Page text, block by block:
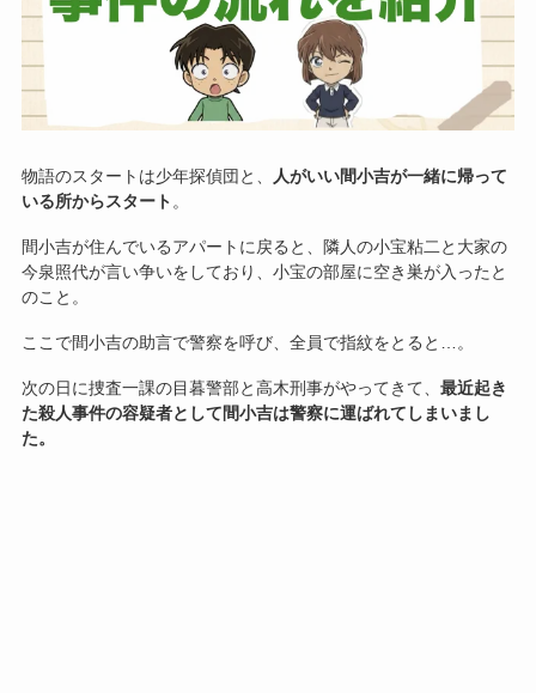
物語のスタートは少年探偵団と、
人がいい間小吉が一緒に帰って
いる所からスタート。
間小吉が住んでいるアパートに戻ると、隣人の小宝粘二と大家の
今泉照代が言い争いをしており、小宝の部屋に空き巣が入ったと
のこと。
ここで間小吉の助言で警察を呼び、全員で指紋をとると…。
次の日に捜査一課の目暮警部と高木刑事がやってきて、 最近起き
た殺人事件の容疑者として間小吉は警察に運ばれてしまいまし
た。